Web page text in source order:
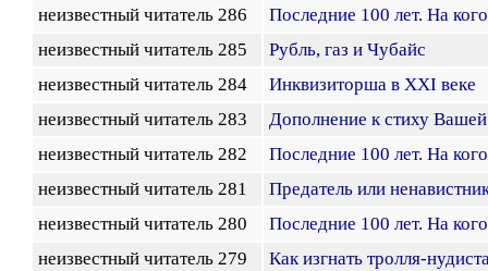
неизвестный читатель 286
Последние 100 лет. На
неизвестный читатель 285
Рубль, газ и Чубайс
неизвестный читатель 284
Инквизиторша в XXI веке
неизвестный читатель 283
Дополнение к стиху
неизвестный читатель 282
Последние 100 лет. На
неизвестный читатель 281
Предатель или
неизвестный читатель 280
Последние 100 лет. На
неизвестный читатель 279
Как изгнать тролля-